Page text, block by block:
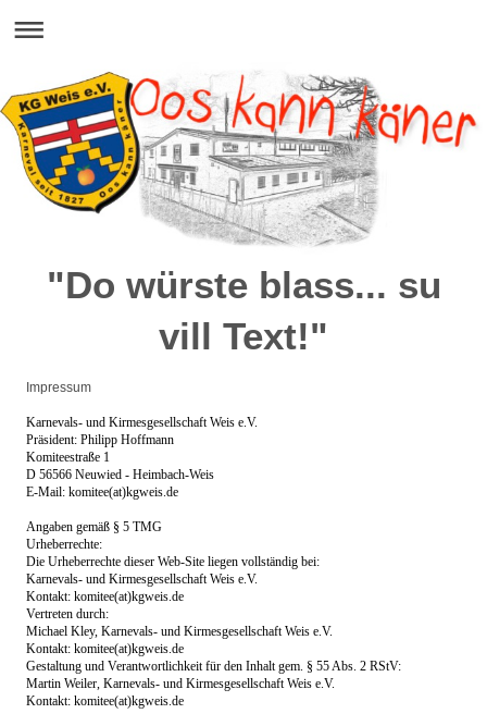
"Do würste blass... su
vill Text!"
Impressum
Karnevals- und Kirmesgesellschaft Weis e.V.
Präsident: Philipp Hoffmann
Komiteestraße 1
D 56566 Neuwied - Heimbach-Weis
E-Mail: komitee(at)kgweis.de
Angaben gemäß § 5 TMG
Urheberrechte:
Die Urheberrechte dieser Web-Site liegen vollständig bei:
Karnevals- und Kirmesgesellschaft Weis e.V.
Kontakt: komitee(at)kgweis.de
Vertreten durch:
Michael Kley, Karnevals- und Kirmesgesellschaft Weis e.V.
Kontakt: komitee(at)kgweis.de
Gestaltung und Verantwortlichkeit für den Inhalt gem. § 55 Abs. 2 RStV:
Martin Weiler, Karnevals- und Kirmesgesellschaft Weis e.V.
Kontakt: komitee(at)kgweis.de